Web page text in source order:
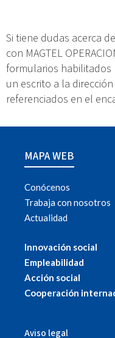
Si tiene dudas acerca
con MAGTEL
formularios habilitados
un escrito a la
referenciados en el
MAPA WEB
Conócenos
Trabaja con nosotros
Actualidad
Innovación social
Empleabilidad
Acción social
Cooperación
Aviso legal